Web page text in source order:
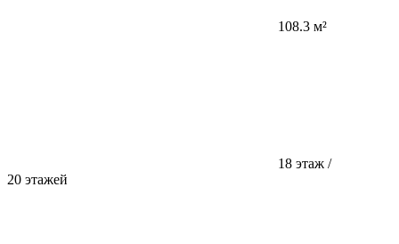
108.3 м²
18 этаж /
20 этажей